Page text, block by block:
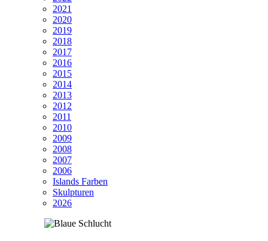
2021
2020
2019
2018
2017
2016
2015
2014
2013
2012
2011
2010
2009
2008
2007
2006
Islands Farben
Skulpturen
2026